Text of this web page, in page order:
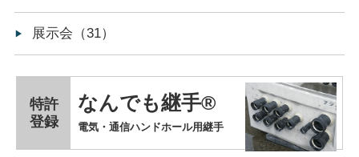
展示会（31）
なんでも継手®
特許
登録
電気・通信ハンドホール用継手